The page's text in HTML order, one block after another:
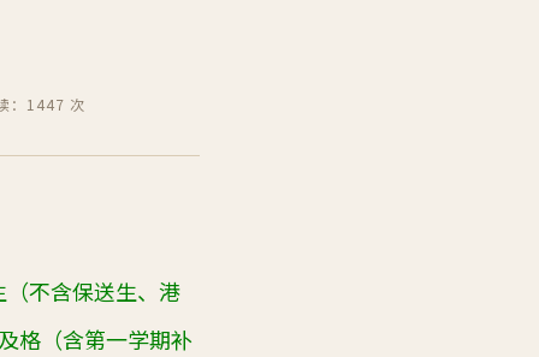
：1447 次
不含保送生、港
格（含第一学期补